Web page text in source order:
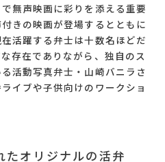
無声映画に彩りを添える重要
きの映画が登場するとともに
活躍する弁士は十数名ほどだ
存在でありながら、独自のス
活動写真弁士・山崎バニラさ
イブや子供向けのワークショ
たオリジナルの活弁